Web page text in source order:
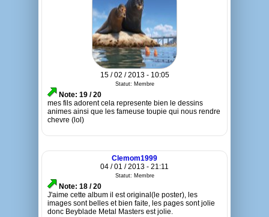
15 / 02 / 2013 - 10:05
Statut: Membre
Note: 19 / 20
mes fils adorent cela represente bien le dessins
animes ainsi que les fameuse toupie qui nous rendre
chevre (lol)
Clemom1999
04 / 01 / 2013 - 21:11
Statut: Membre
Note: 18 / 20
J'aime cette album il est original(le poster), les
images sont belles et bien faite, les pages sont jolie
donc Beyblade Metal Masters est jolie.